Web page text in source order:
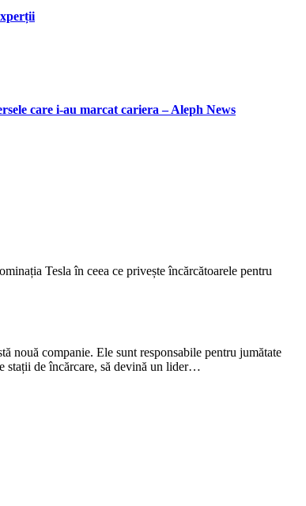
care i-au marcat cariera – Aleph News
Tesla în ceea ce privește încărcătoarele pentru
nouă companie. Ele sunt responsabile pentru jumătate
stații de încărcare, să devină un lider…